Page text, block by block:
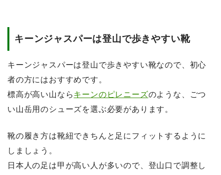
キーンジャスパーは登山で歩きやすい靴
キーンジャスパーは登山で歩きやすい靴なので、初心
者の方にはおすすめです。
標高が高い山ならキーンのピレニーズのような、ごつ
い山岳用のシューズを選ぶ必要があります。
靴の履き方は靴紐できちんと足にフィットするように
しましょう。
日本人の足は甲が高い人が多いので、登山口で調整し